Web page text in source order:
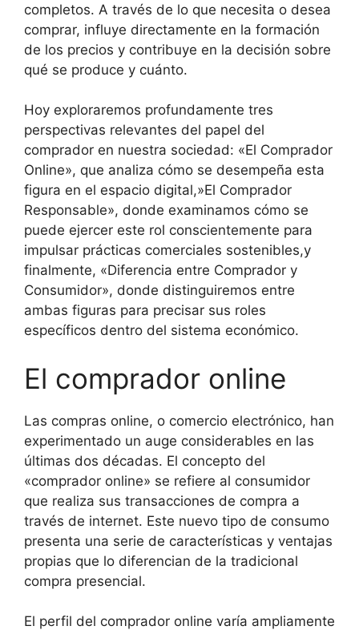
completos. A través de lo que necesita o desea
comprar, influye directamente en la formación
de los precios y contribuye en la decisión sobre
qué se produce y cuánto.
Hoy exploraremos profundamente tres
perspectivas relevantes del papel del
comprador en nuestra sociedad: «El Comprador
Online», que analiza cómo se desempeña esta
figura en el espacio digital,»El Comprador
Responsable», donde examinamos cómo se
puede ejercer este rol conscientemente para
impulsar prácticas comerciales sostenibles,y
finalmente, «Diferencia entre Comprador y
Consumidor», donde distinguiremos entre
ambas figuras para precisar sus roles
específicos dentro del sistema económico.
El comprador online
Las compras online, o comercio electrónico, han
experimentado un auge considerables en las
últimas dos décadas. El concepto del
«comprador online» se refiere al consumidor
que realiza sus transacciones de compra a
través de internet. Este nuevo tipo de consumo
presenta una serie de características y ventajas
propias que lo diferencian de la tradicional
compra presencial.
El perfil del comprador online varía ampliamente